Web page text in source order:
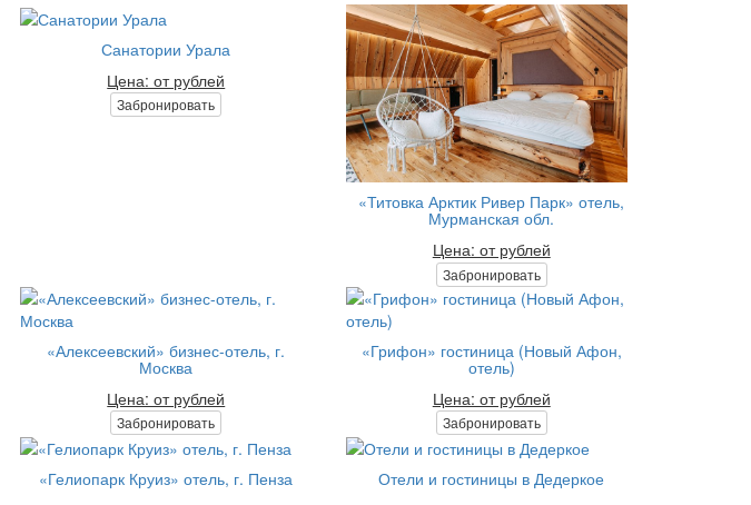
Санатории Урала
Цена: от рублей
Забронировать
«Титовка Арктик Ривер Парк» отель,
Мурманская обл.
Цена: от рублей
Забронировать
«Алексеевский» бизнес-отель, г.
Москва
Цена: от рублей
Забронировать
«Грифон» гостиница (Новый Афон,
отель)
Цена: от рублей
Забронировать
«Гелиопарк Круиз» отель, г. Пенза
Отели и гостиницы в Дедеркое